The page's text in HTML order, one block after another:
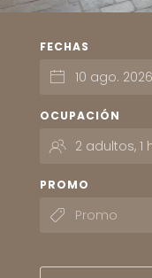
FECHAS
OCUPACIÓN
PROMO